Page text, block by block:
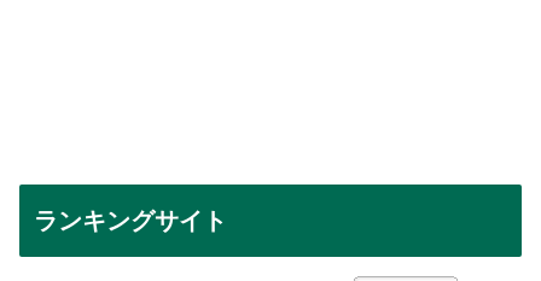
ランキングサイト